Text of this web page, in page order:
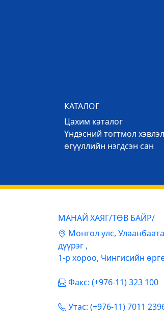
КАТАЛОГ
Цахим каталог
Үндэсний тогтмол
өгүүллийн нэгдсэн сан
МАНАЙ ХАЯГ/ТӨВ БАЙР/
Mонгол улс,
дүүрэг ,
1-р хороо, Чингисийн
Факс: (+976-11) 323 100
Утас: (+976-11) 7011